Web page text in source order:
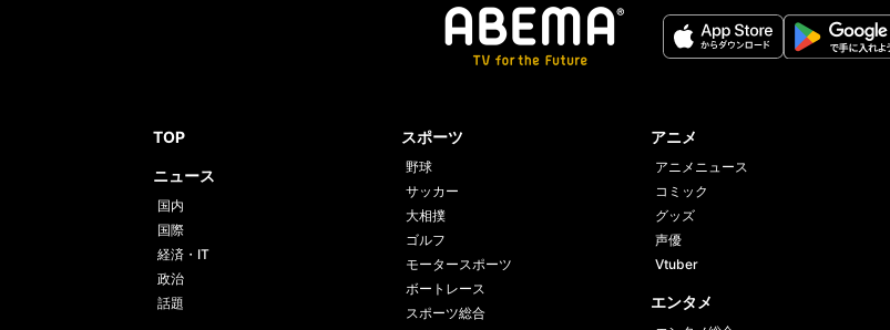
TOP
ニュース
国内
国際
経済・IT
政治
話題
スポーツ
野球
サッカー
大相撲
ゴルフ
モータースポーツ
ボートレース
スポーツ総合
アニメ
アニメニュース
コミック
グッズ
声優
Vtuber
エンタメ